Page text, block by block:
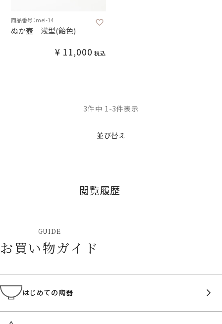
商品番号：mei-14
ぬか壺 浅型(飴色)
¥ 11,000 税込
並び替え
3件中 1-3件表示
閲覧履歴
GUIDE
お買い物ガイド
はじめての陶器